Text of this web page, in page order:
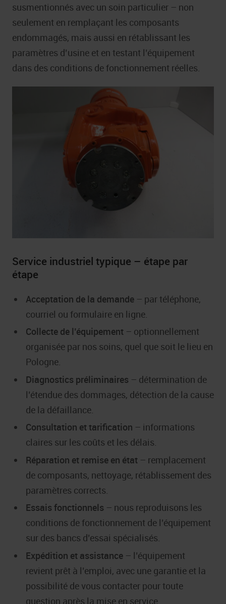
susmentionnés avec un soin particulier – non
seulement en remplaçant les composants
endommagés, mais aussi en rétablissant les
paramètres d’usine et en testant l’équipement
dans des conditions de fonctionnement réelles.
Service industriel typique – étape par
étape
Acceptation de la demande – par téléphone,
courriel ou formulaire en ligne.
Collecte de l’équipement – optionnellement
organisée par nos soins, quel que soit le lieu en
Pologne.
Diagnostics préliminaires – détermination de
l’étendue des dommages, détection de la cause
de la défaillance.
Consultation et tarification – informations
claires sur les coûts et les délais.
Réparation et remise en état – remplacement
de composants, nettoyage, rétablissement des
paramètres corrects.
Essais fonctionnels – nous reproduisons les
conditions de fonctionnement de l’équipement
sur des bancs d’essai spécialisés.
Expédition et assistance – l’équipement
revient prêt à l’emploi, avec une garantie et la
possibilité de vous contacter pour toute
question après la mise en service.